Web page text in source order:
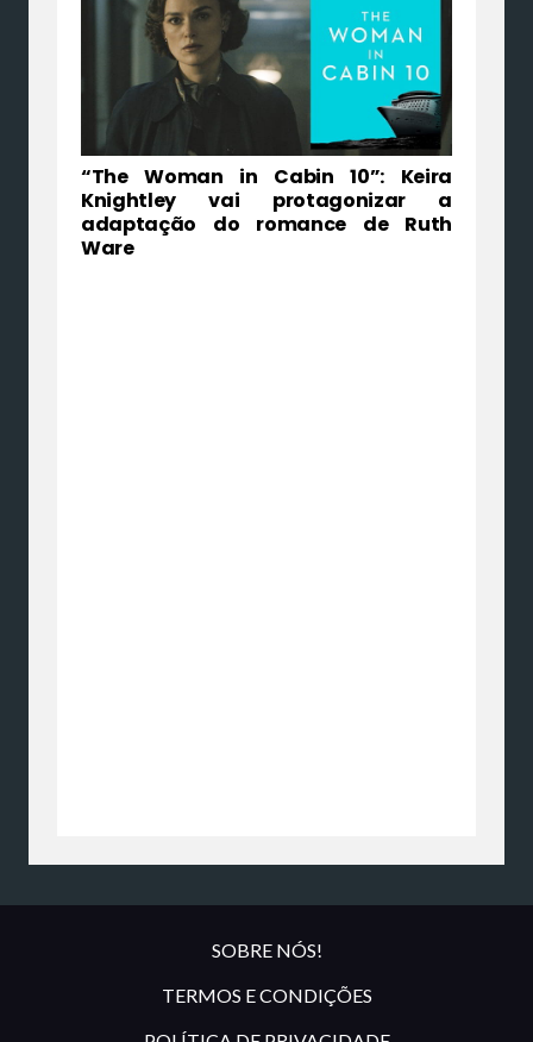
“The Woman in Cabin 10”: Keira
Knightley vai protagonizar a
adaptação do romance de Ruth
Ware
SOBRE NÓS!
TERMOS E CONDIÇÕES